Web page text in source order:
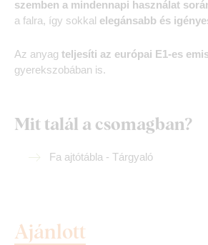
szemben a mindennapi használat
a falra, így sokkal elegánsabb és
Az anyag teljesíti az európai E1-es
gyerekszobában is.
Mit talál a csomagban?
Fa ajtótábla - Tárgyaló
Ajánlott